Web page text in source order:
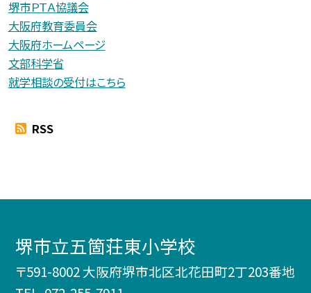
堺市ＰＴＡ協議会
大阪府教育委員会
大阪府ホームページ
文部科学省
就学相談の受付はこちら
RSS
堺市立五箇荘東小学校
〒591-8002 大阪府堺市北区北花田町2丁203番地